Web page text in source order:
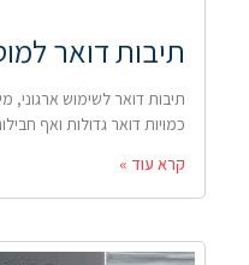
תיבות דואר
תיבות דואר לשימוש ארגוני,
כמויות דואר גדולות ואף
קרא עוד »